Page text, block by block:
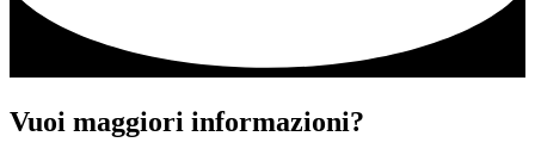
Vuoi maggiori informazioni?